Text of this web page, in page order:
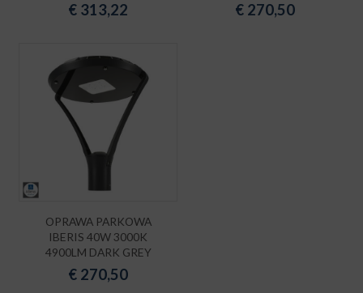
€ 313,22 € 270,50
OPRAWA PARKOWA
IBERIS 40W 3000K
4900LM DARK GREY
€ 270,50